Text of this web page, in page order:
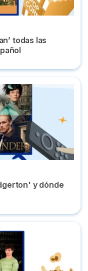
todas las
y dónde verlas online
y dónde
¡Y gratis!